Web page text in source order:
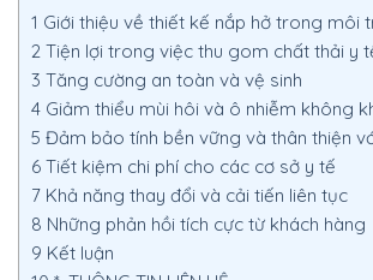
1 Giới thiệu về thiết kế nắp hở trong môi
2 Tiện lợi trong việc thu gom chất thải y
3 Tăng cường an toàn và vệ sinh
4 Giảm thiểu mùi hôi và ô nhiễm không
5 Đảm bảo tính bền vững và thân thiện
6 Tiết kiệm chi phí cho các cơ sở y tế
7 Khả năng thay đổi và cải tiến liên tục
8 Những phản hồi tích cực từ khách hàng
9 Kết luận